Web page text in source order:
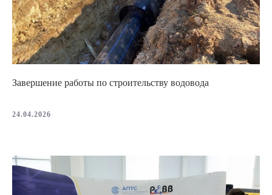
Завершение работы по строительству водовода
24.04.2026